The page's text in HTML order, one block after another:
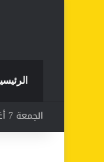
الجمعة 7 أغسطس 2026